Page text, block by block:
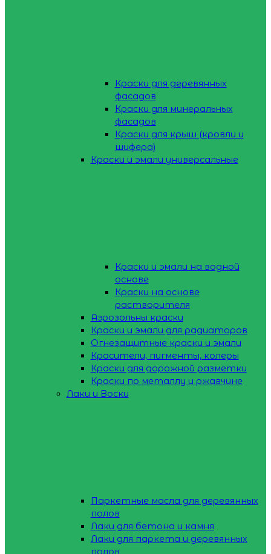
Краски для деревянных
фасадов
Краски для минеральных
фасадов
Краски для крыш (кровли и
шифера)
Краски и эмали универсальные
Краски и эмали на водной
основе
Краски на основе
растворителя
Аэрозольны краски
Краски и эмали для радиаторов
Огнезащитные краски и эмали
Красители, пигменты, колеры
Краски для дорожной разметки
Краски по металлу и ржавчине
Лаки и Воски
Паркетные масла для деревянных
полов
Лаки для бетона и камня
Лаки для паркета и деревянных